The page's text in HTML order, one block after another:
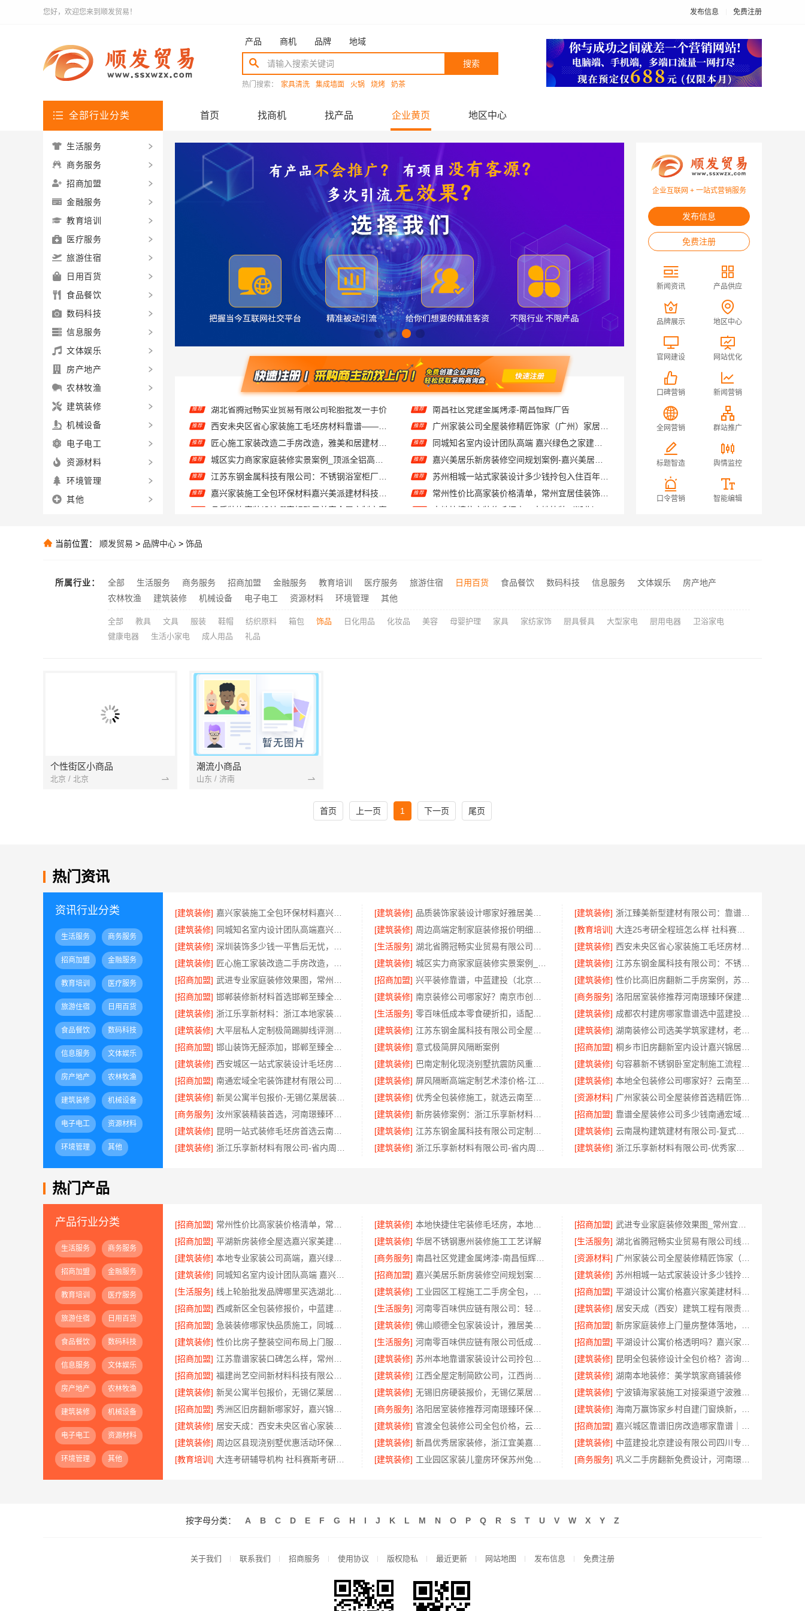
您好，欢迎您来到顺发贸易！ 发布信息 免费注册
产品 商机 品牌 地域
搜索
热门搜索： 家具清洗 集成墙面 火锅 烧烤 奶茶
全部行业分类 首页 找商机 找产品 企业黄页 地区中心
湖北省腾冠畅实业贸易有限公司轮胎批发一手价
推荐 西安未央区省心家装施工毛坯房材料靠谱——居安天成
推荐 匠心施工家装改造二手房改造，雅美和居建材科技焕新您的家
推荐 城区实力商家家庭装修实景案例_顶派全铝高端定制
推荐 江苏东钢金属科技有限公司：不锈钢浴室柜厂家江浙沪招商加盟
推荐 嘉兴家装施工全包环保材料嘉兴美派建材科技有限公司
推荐 品质装饰家装设计哪家好雅居美家全屋定制方案
推荐
推荐 深圳装饰多少钱一平售后无忧，广东鼎饰空间装饰工程有限公司本地服务
南昌社区党建金属烤漆-南昌恒辉广告
推荐
推荐 同城知名室内设计团队高端 嘉兴绿色之家建材科技有限公司
推荐 嘉兴美居乐新房装修空间规划案例-嘉兴美居乐建材科技有限公司
推荐 苏州相城一站式家装设计多少钱拎包入住百年豪庭
推荐 常州性价比高家装价格清单，常州宜居佳装饰工程有限公司为您详解
推荐 本地快捷住宅装修毛坯房，本地快装（湖北）科技有限公司省心到家
推荐 本地专业家装公司高端，嘉兴绿色之家建材科技有限公司
企业互联网 + 一站式营销服务
发布信息
免费注册
新闻资讯 产品供应
品牌展示 地区中心
官网建设 网站优化
口碑营销 新闻营销
全网营销 群站推广
标题智造 舆情监控
口令营销 智能编辑
生活服务
商务服务
招商加盟
金融服务
教育培训
医疗服务
旅游住宿
日用百货
食品餐饮
数码科技
信息服务
文体娱乐
房产地产
农林牧渔
建筑装修
机械设备
电子电工
资源材料
环境管理
其他
当前位置： 顺发贸易 > 品牌中心 > 饰品
所属行业： 全部 生活服务 商务服务 招商加盟 金融服务 教育培训 医疗服务 旅游住宿 日用百货 食品餐饮 数码科技 信息服务 文体娱乐
房产地产
农林牧渔
建筑装修 机械设备 电子电工 资源材料 环境管理 其他
全部 教具 文具 服装 鞋帽 纺织原料 箱包 饰品 日化用品 化妆品 美容 母婴护理 家具 家纺家饰 厨具餐具 大型家电 厨用电器
卫浴家电
健康电器
生活小家电 成人用品 礼品
个性街区小商品
北京 / 北京
潮流小商品
山东 / 济南
首页 上一页 1 下一页 尾页
热门资讯
资讯行业分类
生活服务 商务服务
招商加盟 金融服务
教育培训 医疗服务
旅游住宿 日用百货
食品餐饮 数码科技
信息服务 文体娱乐
房产地产 农林牧渔
建筑装修 机械设备
电子电工 资源材料
环境管理 其他
[建筑装修] [建筑装修] [建筑装修]
浙江臻美新型建材有限公司：靠谱二手房翻新一站式急装
[建筑装修]
[建筑装修] [教育培训]
大连25考研全程班怎么样 社科赛斯考研专注考研教育
[建筑装修]
[生活服务] [建筑装修]
西安未央区省心家装施工毛坯房材料靠谱——居安天成
[建筑装修]
[建筑装修] [建筑装修]
江苏东钢金属科技有限公司：不锈钢浴室柜厂家江浙沪招商加盟
[招商加盟]
[招商加盟] [建筑装修]
性价比高旧房翻新二手房案例，苏州兔哥哥智装新材料有限公司
[招商加盟]
[建筑装修] [商务服务]
洛阳居室装修推荐河南璟臻环保建材有限公司一站式服务
[建筑装修]
[生活服务] [建筑装修]
成都农村建房哪家靠谱选中蓝建投北京建设有限公司四川
[建筑装修]
[建筑装修] [建筑装修]
湖南装修公司选美学筑家建材，老房翻新0增项
[招商加盟]
[建筑装修] 意式极简屏风隔断案例 [招商加盟]
[建筑装修]
[建筑装修] [建筑装修]
句容慕新不锈钢卧室定制施工流程详解
[招商加盟]
[建筑装修] [建筑装修]
[建筑装修]
[建筑装修] [资源材料]
广州家装公司全屋装修首选精匠饰家整装
[商务服务]
[建筑装修] [招商加盟]
靠谱全屋装修公司多少钱南通宏域全宅装饰建材有限公司透明报价
[建筑装修]
[建筑装修] [建筑装修]
云南晟构建筑建材有限公司-复式层构重钢住宅公司
[建筑装修]
[建筑装修] [建筑装修]
热门产品
产品行业分类
生活服务 商务服务
招商加盟 金融服务
教育培训 医疗服务
旅游住宿 日用百货
食品餐饮 数码科技
信息服务 文体娱乐
房产地产 农林牧渔
建筑装修 机械设备
电子电工 资源材料
环境管理 其他
[招商加盟] [建筑装修] [招商加盟]
[招商加盟]
[建筑装修] 华居不锈钢惠州装修施工工艺详解 [生活服务]
[建筑装修]
[商务服务] [资源材料]
[建筑装修]
[招商加盟] [建筑装修]
[生活服务]
[建筑装修] [招商加盟]
平湖设计公寓价格嘉兴家美建材科技有限公司个性化全案设计
[招商加盟]
[生活服务] [建筑装修]
居安天成（西安）建筑工程有限责任公司，西安未央区一站式家装设计刚需房售后完善
[招商加盟]
[建筑装修] [招商加盟]
[建筑装修]
[生活服务] [招商加盟]
[招商加盟]
[建筑装修] [建筑装修]
[招商加盟]
[建筑装修] [建筑装修] 湖南本地装修：美学筑家商铺装修
[建筑装修]
[建筑装修] [建筑装修]
宁波镇海家装施工对接渠道宁波雅美和居建材科技有限公司
[招商加盟]
[商务服务] [建筑装修]
[建筑装修]
[建筑装修] [招商加盟]
[建筑装修]
[建筑装修] [建筑装修]
[教育培训]
[建筑装修] [商务服务] 巩义二手房翻新免费设计，河南璟臻环保建材有限公司专业规划
按字母分类： A B C D E F G H I J K L M N O P Q R S T U V W X Y Z
关于我们 联系我们 招商服务 使用协议 版权隐私 最近更新 网站地图 发布信息 免费注册